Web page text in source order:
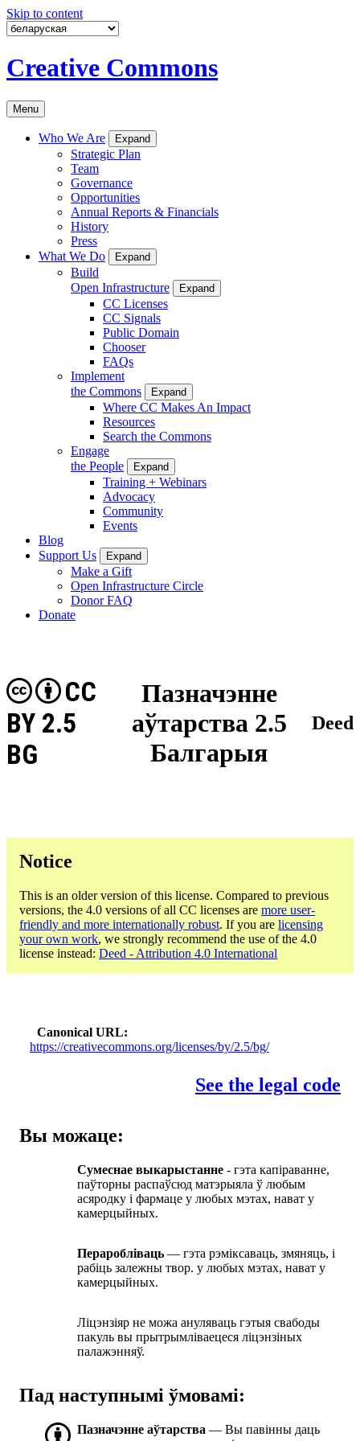
Skip to content
Creative Commons
Menu
Who We Are Expand
Strategic Plan
Team
Governance
Opportunities
Annual Reports & Financials
History
Press
What We Do
Expand
Build
Open Infrastructure
Expand
CC Licenses
CC Signals
Public Domain
Chooser
FAQs
Implement
the Commons
Expand
Where CC Makes An Impact
Resources
Search the Commons
Engage
the People
Expand
Training + Webinars
Advocacy
Community
Events
Blog
Support Us
Expand
Make a Gift
Open Infrastructure Circle
Donor FAQ
Donate
Пазначэнне
аўтарства 2.5
Балгарыя
CC
BY 2.5
BG
Deed
Notice
This is an older version of this license. Compared to previous
versions, the 4.0 versions of all CC licenses are more user-
friendly and more internationally robust. If you are licensing
your own work, we strongly recommend the use of the 4.0
license instead: Deed - Attribution 4.0 International
Canonical URL
https://creativecommons.org/licenses/by/2.5/bg/
See the legal code
Вы можаце:
Сумеснае выкарыстанне - гэта капіраванне,
паўторны распаўсюд матэрыяла ў любым
асяродку і фармаце у любых мэтах, нават у
камерцыйных.
Пераробліваць — гэта рэміксаваць, змяняць, і
рабіць залежны твор. у любых мэтах, нават у
камерцыйных.
Ліцэнзіяр не можа ануляваць гэтыя свабоды
пакуль вы прытрымліваецеся ліцэнзіных
палажэнняў.
Пад наступнымі ўмовамі:
Пазначэнне аўтарства — Вы павінны даць